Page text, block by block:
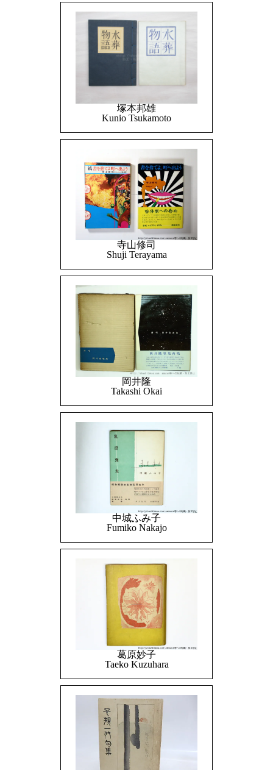
塚本邦雄
Kunio Tsukamoto
寺山修司
Shuji Terayama
岡井隆
Takashi Okai
中城ふみ子
Fumiko Nakajo
葛原妙子
Taeko Kuzuhara